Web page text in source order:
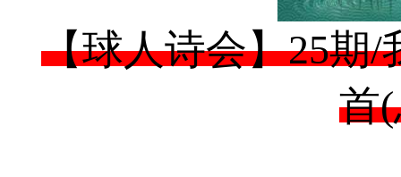
【球人诗会】25期/
首